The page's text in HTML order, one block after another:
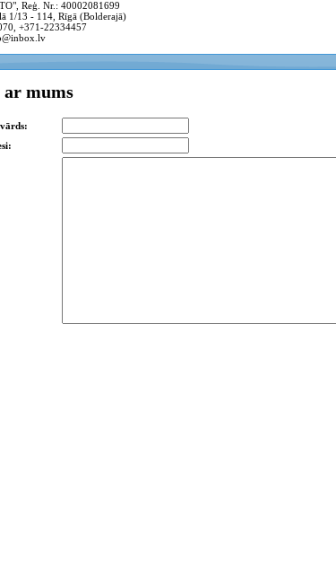
Reģ. Nr.: 40002081699
1/13 - 114, Rīgā (Bolderajā)
+371-22334457
ar mums